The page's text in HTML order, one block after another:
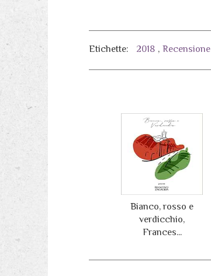
Etichette: 2018 , Recensione
Bianco, rosso e
verdicchio,
Frances...